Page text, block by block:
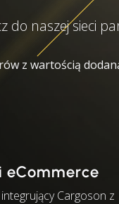
do naszej sieci
z wartością
eCommerce
Cargoson z